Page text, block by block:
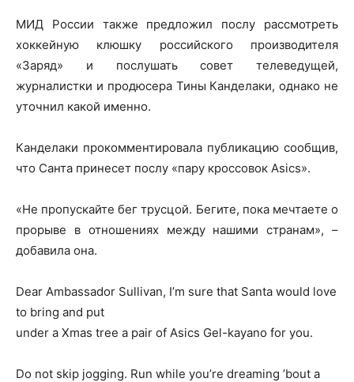
МИД России также предложил послу рассмотреть
хоккейную клюшку российского производителя
«Заряд» и послушать совет телеведущей,
журналистки и продюсера Тины Канделаки, однако не
уточнил какой именно.
Канделаки прокомментировала публикацию сообщив,
что Санта принесет послу «пару кроссовок Asics».
«Не пропускайте бег трусцой. Бегите, пока мечтаете о
прорыве в отношениях между нашими странам», –
добавила она.
Dear Ambassador Sullivan, I’m sure that Santa would love
to bring and put
under a Xmas tree a pair of Asics Gel-kayano for you.
Do not skip jogging. Run while you’re dreaming ’bout a